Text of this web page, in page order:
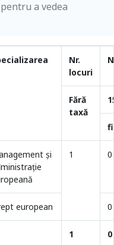
a vedea
Nr.
locuri
Fără
taxă
și
1 0
european 0
1 0